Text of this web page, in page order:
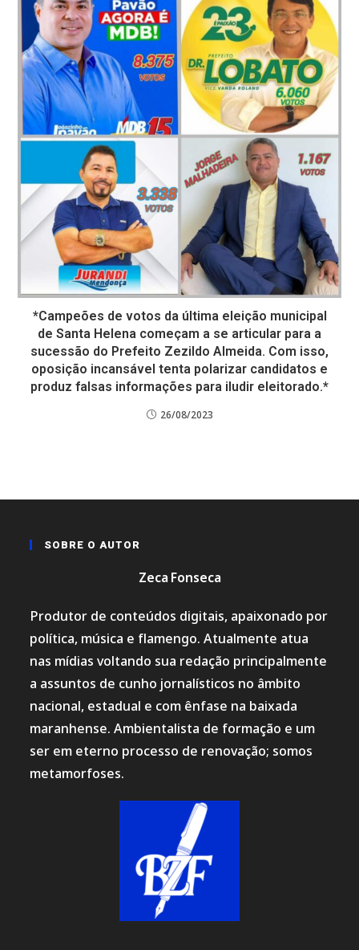
*Campeões de votos da última eleição municipal
de Santa Helena começam a se articular para a
sucessão do Prefeito Zezildo Almeida. Com isso,
oposição incansável tenta polarizar candidatos e
produz falsas informações para iludir eleitorado.*
26/08/2023
SOBRE O AUTOR
Zeca Fonseca
Produtor de conteúdos digitais, apaixonado por
política, música e flamengo. Atualmente atua
nas mídias voltando sua redação principalmente
a assuntos de cunho jornalísticos no âmbito
nacional, estadual e com ênfase na baixada
maranhense. Ambientalista de formação e um
ser em eterno processo de renovação; somos
metamorfoses.